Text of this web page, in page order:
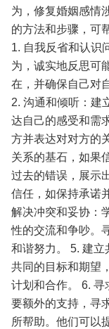
为，修复婚姻感情
的方法和步骤，可
1. 自我反省和认识
为，诚实地反思可
在，并确保自己对
2. 沟通和倾听：建
达自己的感受和需
方并表达对对方的
关系的基石，如果
过去的错误，展示
信任，如保持承诺
解决冲突和妥协：
性的交流和争吵。
和谐努力。
5. 建立
共同的目标和期望
计划和合作。
6. 寻
要额外的支持，寻
所帮助。他们可以